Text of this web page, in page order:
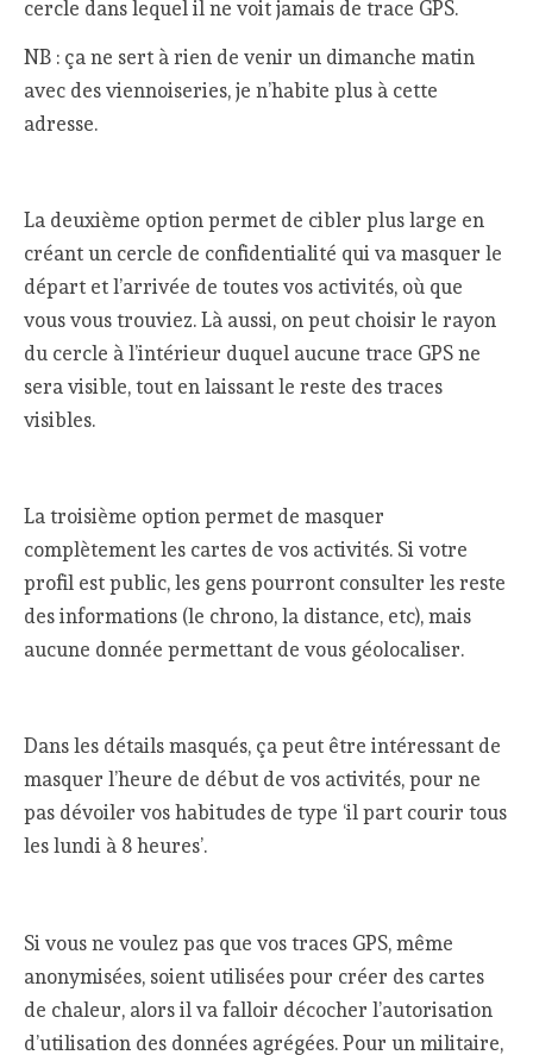
cercle dans lequel il ne voit jamais de trace GPS.
NB : ça ne sert à rien de venir un dimanche matin
avec des viennoiseries, je n’habite plus à cette
adresse.
La deuxième option permet de cibler plus large en
créant un cercle de confidentialité qui va masquer le
départ et l’arrivée de toutes vos activités, où que
vous vous trouviez. Là aussi, on peut choisir le rayon
du cercle à l’intérieur duquel aucune trace GPS ne
sera visible, tout en laissant le reste des traces
visibles.
La troisième option permet de masquer
complètement les cartes de vos activités. Si votre
profil est public, les gens pourront consulter les reste
des informations (le chrono, la distance, etc), mais
aucune donnée permettant de vous géolocaliser.
Dans les détails masqués, ça peut être intéressant de
masquer l’heure de début de vos activités, pour ne
pas dévoiler vos habitudes de type ‘il part courir tous
les lundi à 8 heures’.
Si vous ne voulez pas que vos traces GPS, même
anonymisées, soient utilisées pour créer des cartes
de chaleur, alors il va falloir décocher l’autorisation
d’utilisation des données agrégées. Pour un militaire,